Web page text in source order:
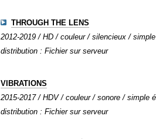
THROUGH THE LENS
2012-2019 / HD / couleur / silencieux /
distribution : Fichier sur serveur
VIBRATIONS
2015-2017 / HDV / couleur / sonore / simple
distribution : Fichier sur serveur